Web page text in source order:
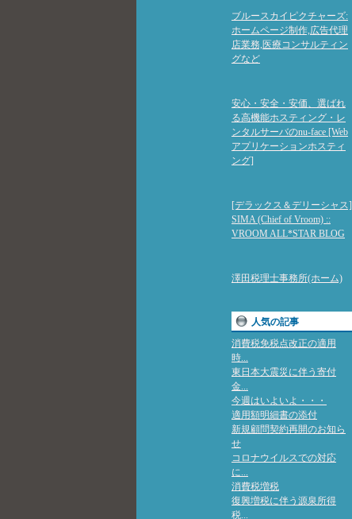
ブルースカイピクチャーズ:
ホームページ制作,広告代理
店業務,医療コンサルティン
グなど
安心・安全・安価、選ばれ
る高機能ホスティング・レ
ンタルサーバのnu-face [Web
アプリケーションホスティ
ング]
[デラックス＆デリーシャス]
SIMA (Chief of Vroom) ::
VROOM ALL*STAR BLOG
澤田税理士事務所(ホーム)
人気の記事
消費税免税点改正の適用
時...
東日本大震災に伴う寄付
金...
今週はいよいよ・・・
適用額明細書の添付
新規顧問契約再開のお知ら
せ
コロナウイルスでの対応
に...
消費税増税
復興増税に伴う源泉所得
税...